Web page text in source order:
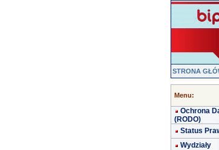
STRONA
Menu:
Ochrona
(RODO)
Status
Wydziały